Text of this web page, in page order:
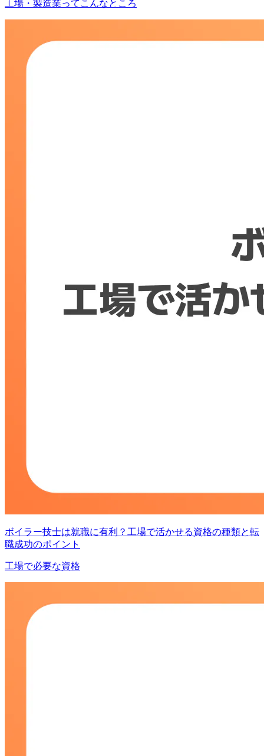
工場・製造業ってこんなところ
ボイラー技士は就職に有利？工場で活かせる資格の種類と転
職成功のポイント
工場で必要な資格